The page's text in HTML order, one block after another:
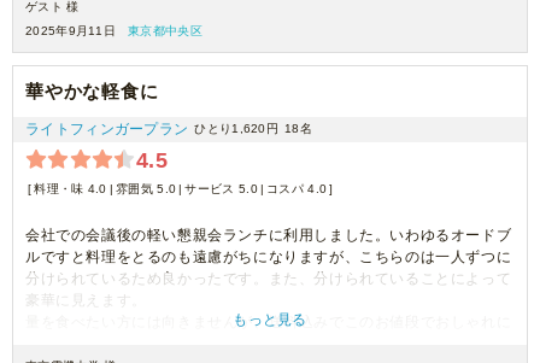
ゲスト 様
2025年9月11日
東京都中央区
華やかな軽食に
ライトフィンガープラン ひとり1,620円 18名
4.5
料理・味 4.0 雰囲気 5.0 サービス 5.0 コスパ 4.0
会社での会議後の軽い懇親会ランチに利用しました。いわゆるオードブ
ルですと料理をとるのも遠慮がちになりますが、こちらのは一人ずつに
分けられているため良かったです。また、分けられていることによって
豪華に見えます。
量を食べたい方には向きませんが、送料込みでこのお値段でおしゃれに
もっと見る